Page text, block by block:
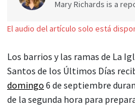
Mary Richards is a
El audio del artículo solo está
Los barrios y las ramas de La
Santos de los Últimos Días
domingo 6 de septiembre
de la segunda hora para